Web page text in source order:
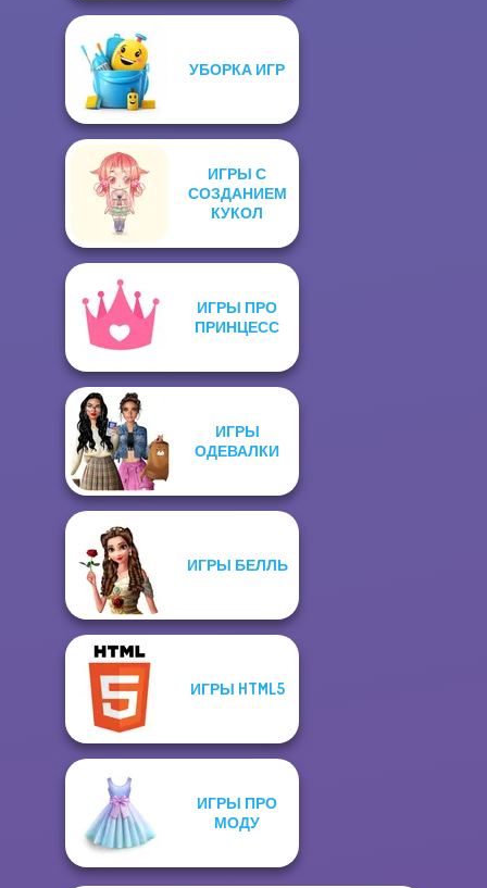
УБОРКА ИГР
ИГРЫ С
СОЗДАНИЕМ
КУКОЛ
ИГРЫ ПРО
ПРИНЦЕСС
ИГРЫ
ОДЕВАЛКИ
ИГРЫ БЕЛЛЬ
ИГРЫ HTML5
ИГРЫ ПРО
МОДУ